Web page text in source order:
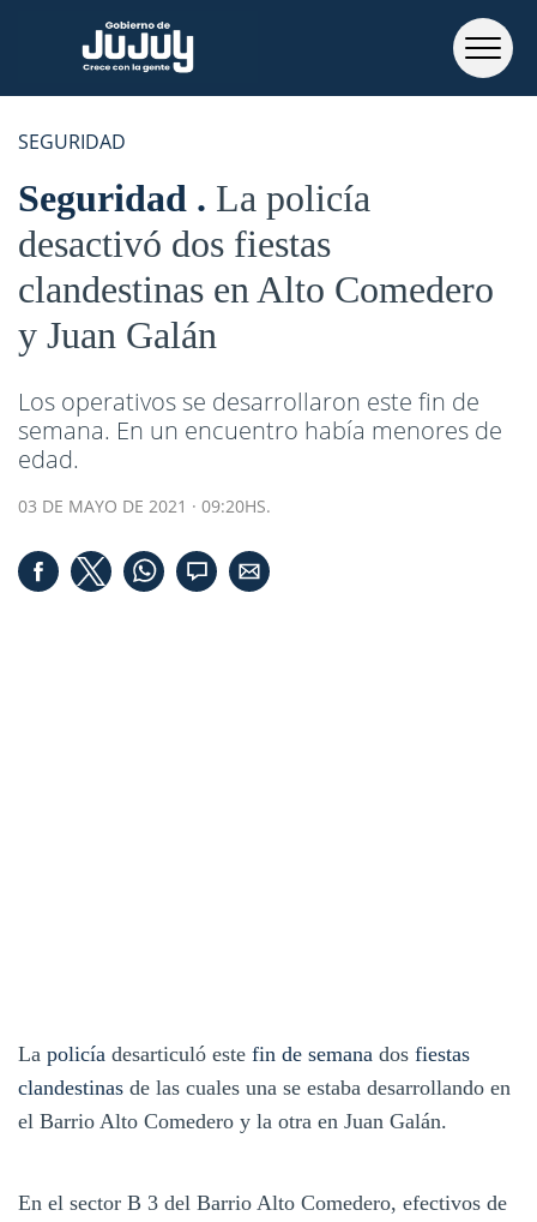
SEGURIDAD
Seguridad
La policía
desactivó dos fiestas
clandestinas en Alto Comedero
y Juan Galán
Los operativos se desarrollaron este fin de
semana. En un encuentro había menores de
edad.
03 DE MAYO DE 2021 · 09:20HS.
La policía desarticuló este fin de semana dos fiestas
clandestinas de las cuales una se estaba desarrollando en
el Barrio Alto Comedero y la otra en Juan Galán.
En el sector B 3 del Barrio Alto Comedero, efectivos de